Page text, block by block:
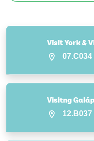
Visit York &
07.C034
Visitng
12.B037